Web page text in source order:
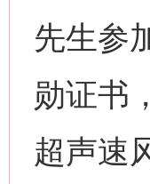
先生参
勋证书
超声速